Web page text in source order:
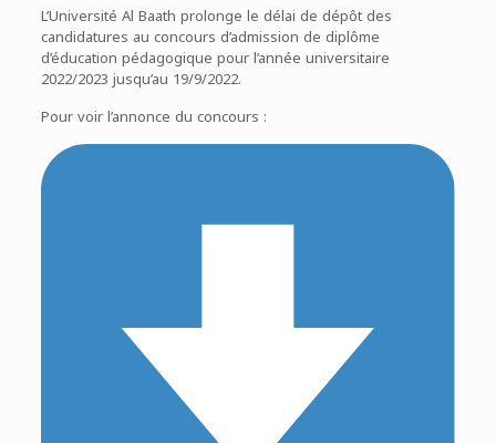
L’Université Al Baath prolonge le délai de dépôt des
candidatures au concours d’admission de diplôme
d’éducation pédagogique pour l’année universitaire
2022/2023 jusqu’au 19/9/2022.
Pour voir l’annonce du concours :